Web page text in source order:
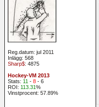
Reg.datum: jul 2011
Inlägg: 568
Sharp$: 4875
Hockey-VM 2013
Stats: 11 - 8 - 6
ROI: 113.31%
Vinstprocent: 57.89%